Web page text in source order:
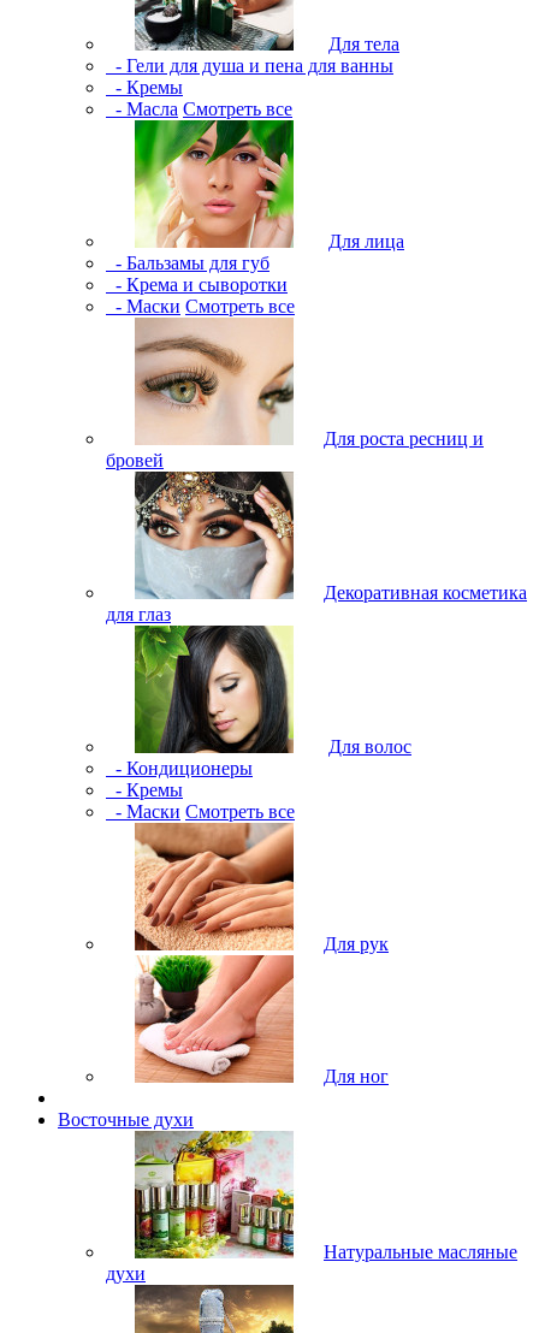
Для тела
- Гели для душа и пена для ванны
- Кремы
- Масла Смотреть все
Для лица
- Бальзамы для губ
- Крема и сыворотки
- Маски Смотреть все
Для роста ресниц и
бровей
Декоративная косметика
для глаз
Для волос
- Кондиционеры
- Кремы
- Маски Смотреть все
Для рук
Для ног
Восточные духи
Натуральные масляные
духи